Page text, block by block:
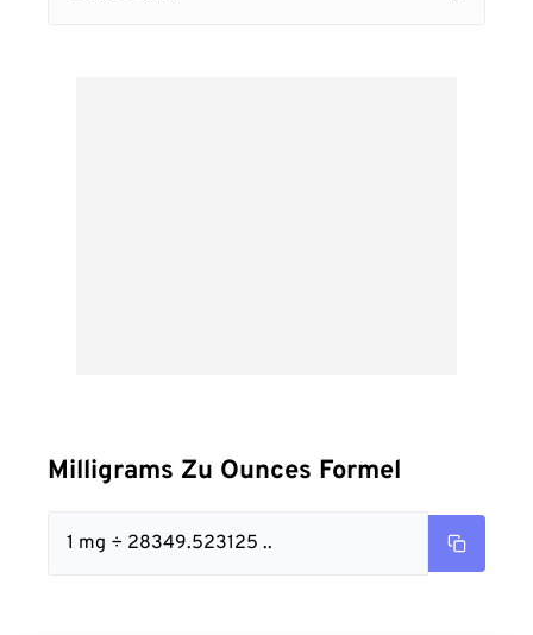
Milligrams Zu Ounces Formel
1 mg ÷ 28349.523125 ..